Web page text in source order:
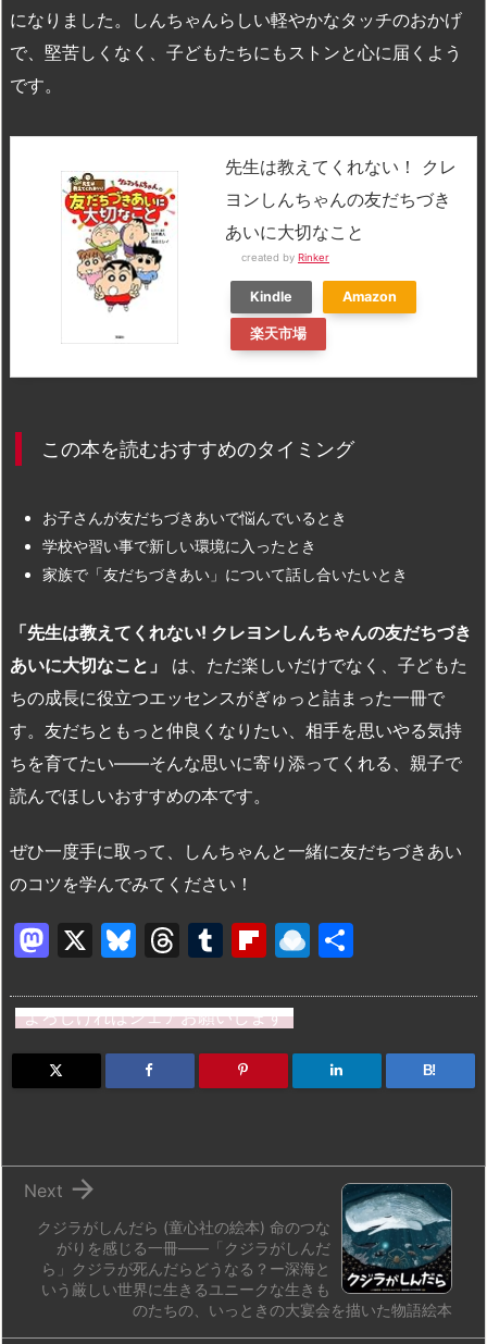
になりました。しんちゃんらしい軽やかなタッチのおかげ
で、堅苦しくなく、子どもたちにもストンと心に届くよう
です。
先生は教えてくれない！ クレ
ヨンしんちゃんの友だちづき
あいに大切なこと
created by Rinker
Kindle Amazon
楽天市場
この本を読むおすすめのタイミング
お子さんが友だちづきあいで悩んでいるとき
学校や習い事で新しい環境に入ったとき
家族で「友だちづきあい」について話し合いたいとき
「先生は教えてくれない! クレヨンしんちゃんの友だちづき
あいに大切なこと」
は、ただ楽しいだけでなく、子どもた
ちの成長に役立つエッセンスがぎゅっと詰まった一冊で
す。友だちともっと仲良くなりたい、相手を思いやる気持
ちを育てたい――そんな思いに寄り添ってくれる、親子で
読んでほしいおすすめの本です。
ぜひ一度手に取って、しんちゃんと一緒に友だちづきあい
のコツを学んでみてください！
M
st
o
d
X
Bl
e
s
k
T
e
a
d
T
m
bl
r
Fl
b
o
ar
R
n
dr
o
よろしければシェアお願いします
B!
クジラがしんだら (童心社の絵本) 命のつな
がりを感じる一冊――「クジラがしんだ
ら」クジラが死んだらどうなる？ー深海と
いう厳しい世界に生きるユニークな生きも
のたちの、いっときの大宴会を描いた物語絵本

Next